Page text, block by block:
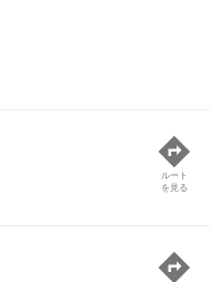
ルート
を見る